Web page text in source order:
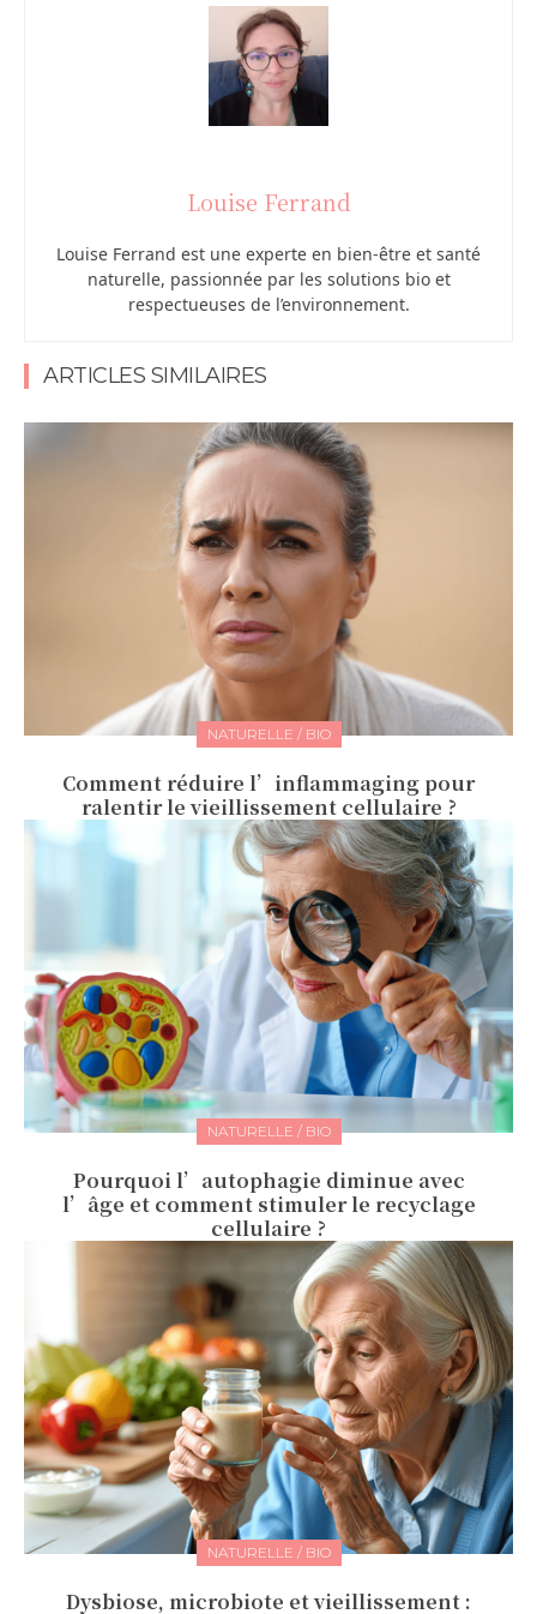
Louise Ferrand
Louise Ferrand est une experte en bien-être et santé
naturelle, passionnée par les solutions bio et
respectueuses de l’environnement.
ARTICLES SIMILAIRES
NATURELLE / BIO
Comment réduire l’inflammaging pour
ralentir le vieillissement cellulaire ?
NATURELLE / BIO
Pourquoi l’autophagie diminue avec
l’âge et comment stimuler le recyclage
cellulaire ?
NATURELLE / BIO
Dysbiose, microbiote et vieillissement :